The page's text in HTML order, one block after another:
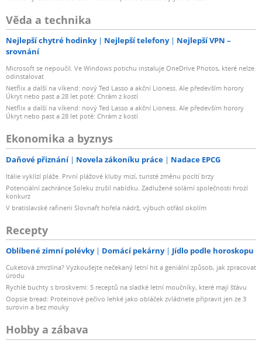
Věda a technika
Nejlepší chytré hodinky Nejlepší telefony
Nejlepší VPN –
srovnání
Microsoft se nepoučil. Ve Windows potichu instaluje OneDrive Photos, které nelze
odinstalovat
Netflix a další na víkend: nový Ted Lasso a akční Lioness. Ale především horory
Úkryt nebo past a 28 let poté: Chrám z kostí
Netflix a další na víkend: nový Ted Lasso a akční Lioness. Ale především horory
Úkryt nebo past a 28 let poté: Chrám z kostí
Ekonomika a byznys
Daňové přiznání Novela zákoníku práce Nadace EPCG
Itálie vyklízí pláže. První plážové kluby mizí, turisté změnu pocítí brzy
Potenciální zachránce Soleku zrušil nabídku. Zadlužené solární společnosti hrozí
konkurz
V bratislavské rafinerii Slovnaft hořela nádrž, výbuch otřásl okolím
Recepty
Oblíbené zimní polévky Domácí pekárny Jídlo podle horoskopu
Cuketová zmrzlina? Vyzkoušejte nečekaný letní hit a geniální způsob, jak zpracovat
úrodu
Rychlé buchty s broskvemi: 5 receptů na sladké letní moučníky, které mají šťávu
Oopsie bread: Proteinové pečivo lehké jako obláček zvládnete připravit jen ze 3
surovin a bez mouky
Hobby a zábava